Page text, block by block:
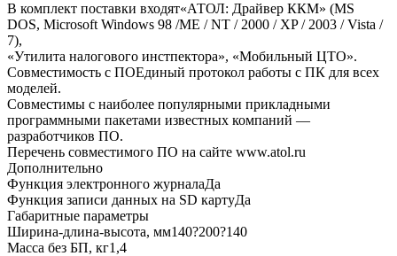
В комплект поставки входят«АТОЛ: Драйвер ККМ» (MS
DOS, Microsoft Windows 98 /ME / NT / 2000 / XP / 2003 / Vista /
7),
«Утилита налогового инстпектора», «Мобильный ЦТО».
Совместимость с ПОЕдиный протокол работы с ПК для всех
моделей.
Совместимы с наиболее популярными прикладными
программными пакетами известных компаний —
разработчиков ПО.
Перечень совместимого ПО на сайте www.atol.ru
Дополнительно
Функция электронного журналаДа
Функция записи данных на SD картуДа
Габаритные параметры
Ширина-длина-высота, мм140?200?140
Масса без БП, кг1,4